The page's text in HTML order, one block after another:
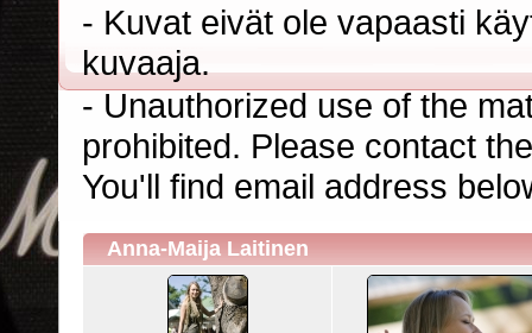
- Kuvat eivät ole vapaasti
kuvaaja.
- Unauthorized use of the
prohibited. Please contact
You'll find email address
Anna-Maija Laitinen